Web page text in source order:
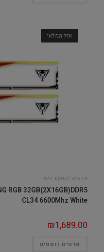
אזל המלאי
זכרונות למחשב נייח
RGB 32GB(2X16GB)DDR5
CL34 6600Mhz White
₪1,689.00
פרטים נוספים